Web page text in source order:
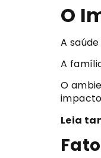
O
A
A
O
Leia